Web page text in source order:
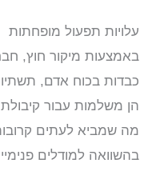
עלויות תפעול מופחתות
באמצעות מיקור חוץ,
כבדות בכוח אדם,
הן משלמות עבור
מה שמביא לעתים
בהשוואה למודלים